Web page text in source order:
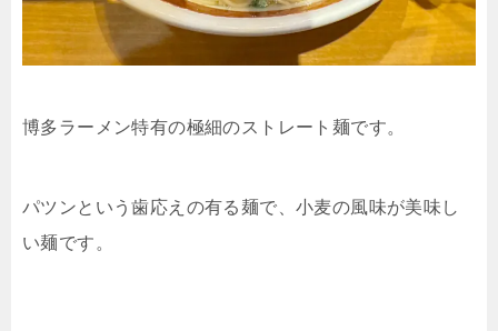
博多ラーメン特有の極細のストレート麺です。
パツンという歯応えの有る麺で、小麦の風味が美味し
い麺です。